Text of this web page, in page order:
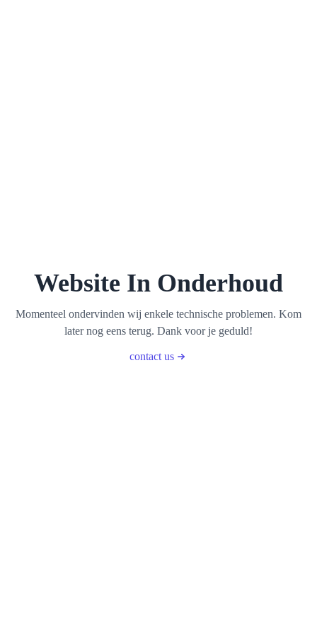
Website In Onderhoud
Momenteel ondervinden wij enkele technische problemen. Kom
later nog eens terug. Dank voor je geduld!
contact us